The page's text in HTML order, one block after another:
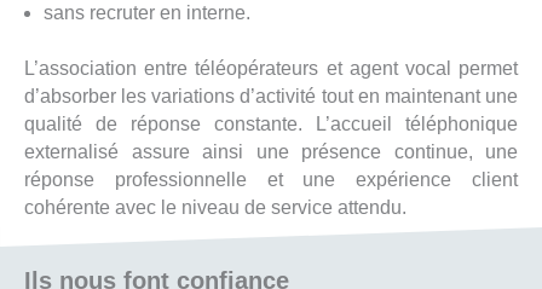
sans recruter en interne.
L’association entre téléopérateurs et agent vocal permet
d’absorber les variations d’activité tout en maintenant une
qualité de réponse constante. L’accueil téléphonique
externalisé assure ainsi une présence continue, une
réponse professionnelle et une expérience client
cohérente avec le niveau de service attendu.
Ils nous font confiance